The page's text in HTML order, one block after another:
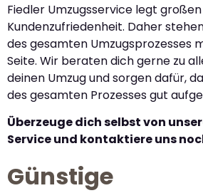
Fiedler Umzugsservice legt
Kundenzufriedenheit. Daher
des gesamten Umzugsprozesses
Seite. Wir beraten dich gerne zu
deinen Umzug und sorgen dafür,
des gesamten Prozesses gut
Überzeuge dich selbst von
Service und kontaktiere uns
Günstige